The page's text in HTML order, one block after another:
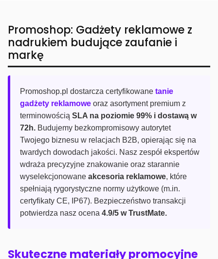
Promoshop: Gadżety reklamowe z
nadrukiem budujące zaufanie i
markę
Promoshop.pl dostarcza certyfikowane tanie
gadżety reklamowe oraz asortyment premium z
terminowością SLA na poziomie 99% i dostawą w
72h. Budujemy bezkompromisowy autorytet
Twojego biznesu w relacjach B2B, opierając się na
twardych dowodach jakości. Nasz zespół ekspertów
wdraża precyzyjne znakowanie oraz starannie
wyselekcjonowane akcesoria reklamowe, które
spełniają rygorystyczne normy użytkowe (m.in.
certyfikaty CE, IP67). Bezpieczeństwo transakcji
potwierdza nasz ocena 4.9/5 w TrustMate.
Skuteczne materiały promocyjne